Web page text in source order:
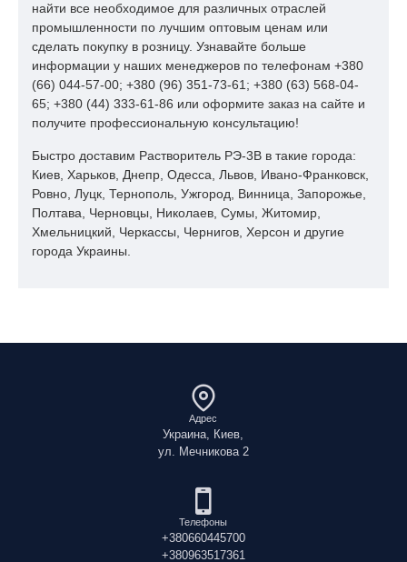
найти все необходимое для различных отраслей
промышленности по лучшим оптовым ценам или
сделать покупку в розницу. Узнавайте больше
информации у наших менеджеров по телефонам +380
(66) 044-57-00; +380 (96) 351-73-61; +380 (63) 568-04-
65; +380 (44) 333-61-86 или оформите заказ на сайте и
получите профессиональную консультацию!
Быстро доставим Растворитель РЭ-3В в такие города:
Киев, Харьков, Днепр, Одесса, Львов, Ивано-Франковск,
Ровно, Луцк, Тернополь, Ужгород, Винница, Запорожье,
Полтава, Черновцы, Николаев, Сумы, Житомир,
Хмельницкий, Черкассы, Чернигов, Херсон и другие
города Украины.
Адрес
Украина, Киев,
ул. Мечникова 2
Телефоны
+380660445700
+380963517361